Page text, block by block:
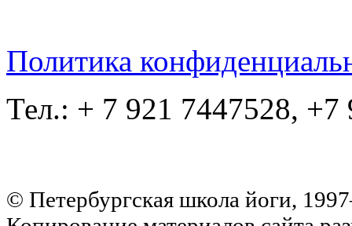
Политика
Тел.: + 7 921 7447528, +7
© Петербургская школа йоги,